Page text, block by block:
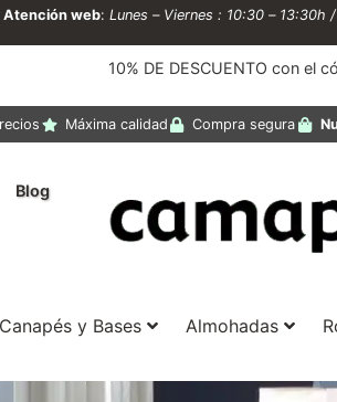
Atención web: Lunes – Viernes : 10:30 –
10% DE DESCUENTO con el
Máxima calidad Compra segura
Blog
Canapés y Bases Almohadas